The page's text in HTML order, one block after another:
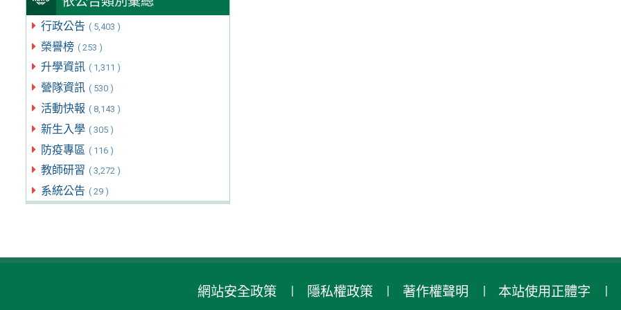
行政公告 ( 5,403 )
榮譽榜 ( 253 )
升學資訊 ( 1,311 )
營隊資訊 ( 530 )
活動快報 ( 8,143 )
新生入學 ( 305 )
防疫專區 ( 116 )
教師研習 ( 3,272 )
系統公告 ( 29 )
網站安全政策 隱私權政策 著作權聲明 本站使用正體字